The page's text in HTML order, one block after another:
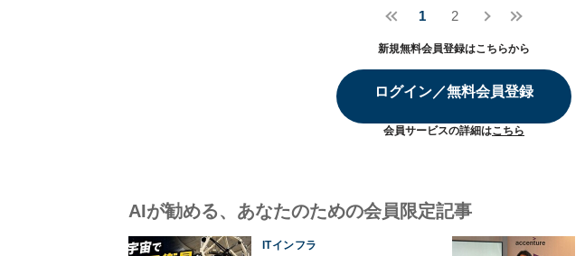
1 2
新規無料会員登録はこちらから
ログイン／無料会員登録
会員サービスの詳細はこちら
AIが勧める、あなたのための会員限定記事
ITインフラ